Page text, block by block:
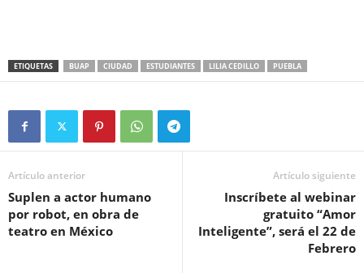
ETIQUETAS BUAP CIUDAD ESTUDIANTES LILIA CEDILLO PUEBLA
Artículo anterior
Suplen a actor humano
por robot, en obra de
teatro en México
Artículo siguiente
Inscríbete al webinar
gratuito “Amor
Inteligente”, será el 22 de
Febrero